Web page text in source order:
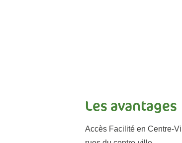
Les avantages
Accès Facilité en Centre-